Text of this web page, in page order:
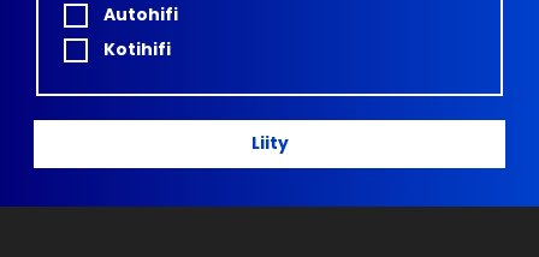
Autohifi
Kotihifi
Liity